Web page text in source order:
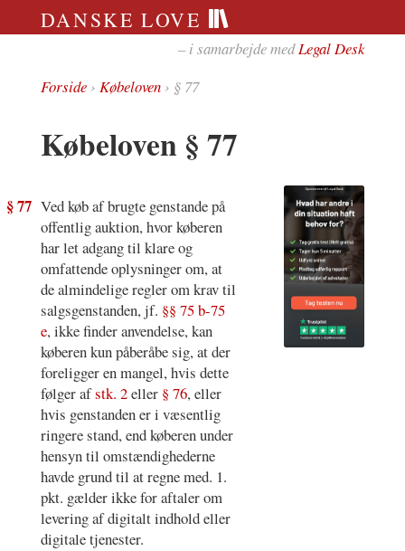
DANSKE LOVE
– i samarbejde medLegal Desk
Forside› Købeloven› § 77
Købeloven § 77
§ 77 Ved køb af brugte genstande på
offentlig auktion, hvor køberen
har let adgang til klare og
omfattende oplysninger om, at
de almindelige regler om krav til
salgsgenstanden, jf. §§ 75 b-75
e, ikke finder anvendelse, kan
køberen kun påberåbe sig, at der
foreligger en mangel, hvis dette
følger afstk. 2eller § 76, eller
hvis genstanden er i væsentlig
ringere stand, end køberen under
hensyn til omstændighederne
havde grund til at regne med. 1.
pkt. gælder ikke for aftaler om
levering af digitalt indhold eller
digitale tjenester.